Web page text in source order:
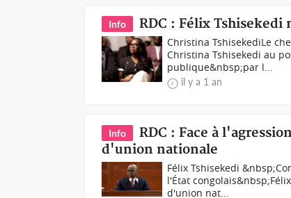
Info RDC : Félix
Christina TshisekediLe
Christina Tshisekedi au
publique&nbsp;par l...
il y a 1 an
Info
RDC : Face à
d'union nationale
Félix Tshisekedi
l'État
d'union nat...